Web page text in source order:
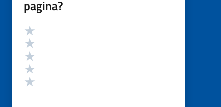
pagina?
Valutazione